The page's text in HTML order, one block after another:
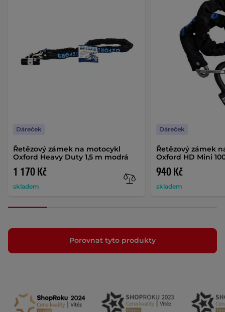
Řetězový zámek na motocykl
Oxford Heavy Duty 1,5 m modrá
1 170 Kč
skladem
Dáreček
Řetězový zámek
Oxford HD Mini
940 Kč
skladem
Dáreček
Porovnat tyto produkty